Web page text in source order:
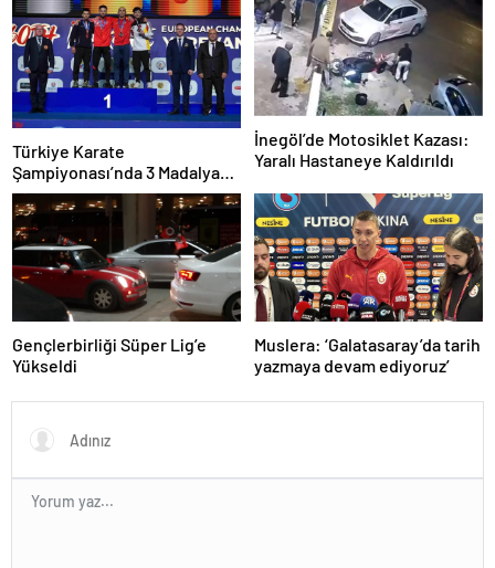
Türkiye Karate
Şampiyonası’nda 3 Madalya
Kazandı
İnegöl’de Motosiklet Kazası:
Yaralı Hastaneye Kaldırıldı
Gençlerbirliği Süper Lig’e
Yükseldi
Muslera: ‘Galatasaray’da tarih
yazmaya devam ediyoruz’